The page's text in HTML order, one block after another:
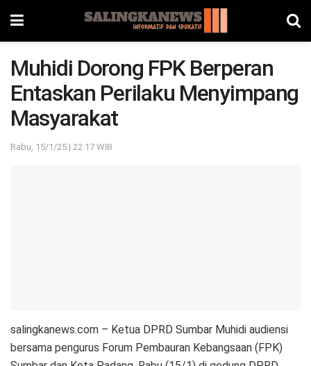
Muhidi Dorong FPK Berperan
Entaskan Perilaku Menyimpang
Masyarakat
Rabu, 15/1/25 | 22:17 WIB
salingkanews.com – Ketua DPRD Sumbar Muhidi audiensi
bersama pengurus Forum Pembauran Kebangsaan (FPK)